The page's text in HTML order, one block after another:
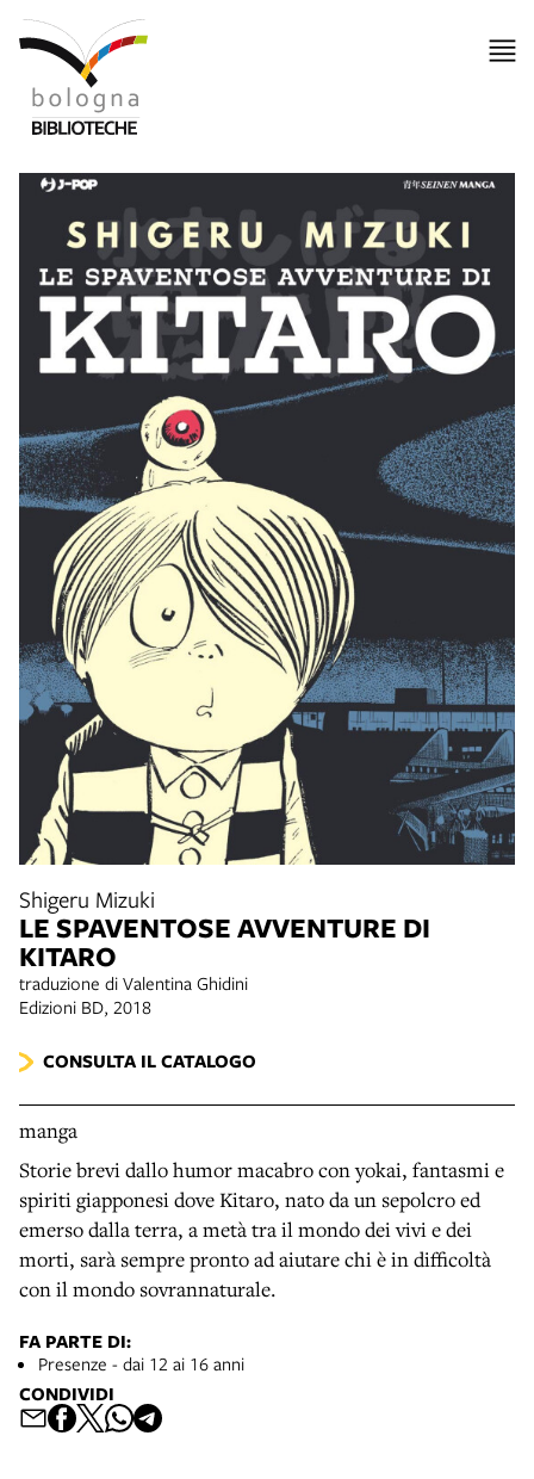
Shigeru Mizuki
LE SPAVENTOSE AVVENTURE DI
KITARO
traduzione di Valentina Ghidini
Edizioni BD, 2018
CONSULTA IL CATALOGO
manga
Storie brevi dallo humor macabro con yokai, fantasmi e
spiriti giapponesi dove Kitaro, nato da un sepolcro ed
emerso dalla terra, a metà tra il mondo dei vivi e dei
morti, sarà sempre pronto ad aiutare chi è in difficoltà
con il mondo sovrannaturale.
FA PARTE DI:
Presenze - dai 12 ai 16 anni
CONDIVIDI